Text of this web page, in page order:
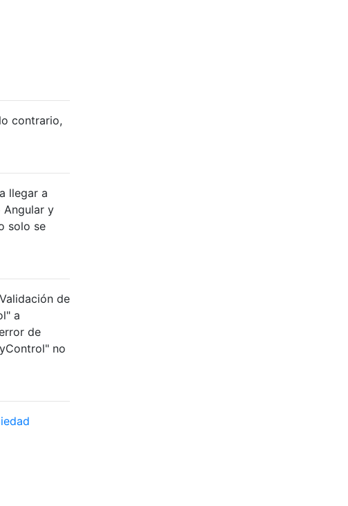
contrario,
llegar a
Angular y
solo se
de
a
de
no